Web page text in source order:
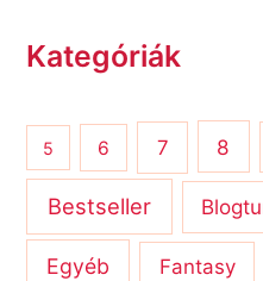
Kategóriák
5 6 7 8
Bestseller
Egyéb Fantasy